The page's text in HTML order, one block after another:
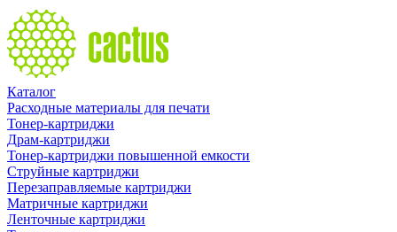
Каталог
Расходные материалы для печати
Тонер-картриджи
Драм-картриджи
Тонер-картриджи повышенной емкости
Струйные картриджи
Перезаправляемые картриджи
Матричные картриджи
Ленточные картриджи